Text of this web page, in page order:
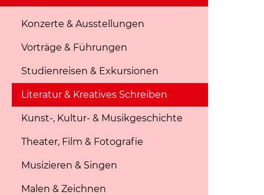
Konzerte & Ausstellungen
Vorträge & Führungen
Studienreisen & Exkursionen
Literatur & Kreatives Schreiben
Kunst-, Kultur- & Musikgeschichte
Theater, Film & Fotografie
Musizieren & Singen
Malen & Zeichnen